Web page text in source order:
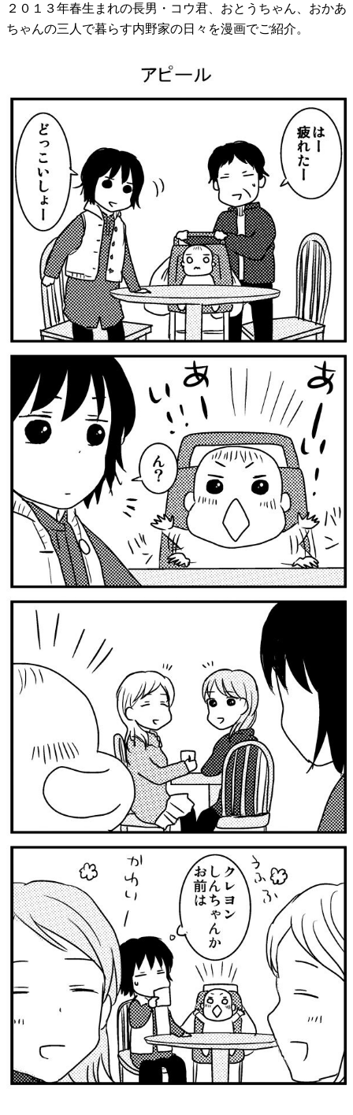
２０１３年春生まれの長男・コウ君、おとうちゃん、おかあ
ちゃんの三人で暮らす内野家の日々を漫画でご紹介。